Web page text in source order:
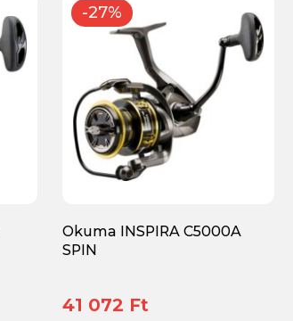
-27%
Okuma INSPIRA C5000A
SPIN
41 072 Ft